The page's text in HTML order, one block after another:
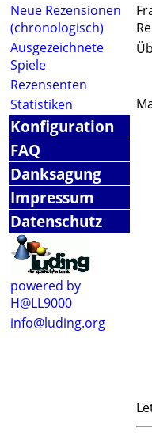
Neue Rezensionen
(chronologisch)
Ausgezeichnete
Spiele
Rezensenten
Statistiken
Konfiguration
FAQ
Danksagung
Impressum
Datenschutz
powered by
H@LL9000
info@luding.org